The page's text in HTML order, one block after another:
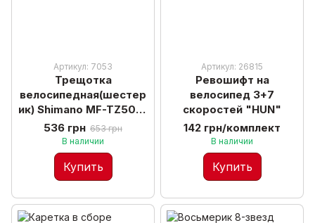
Артикул: 7053
Трещотка
велосипедная(шестер
ик) Shimano MF-TZ500-
6, 6-звезд
536 грн 653 грн
В наличии
Купить
Артикул: 26815
Ревошифт на
велосипед 3+7
скоростей "HUN"
142 грн/комплект
В наличии
Купить